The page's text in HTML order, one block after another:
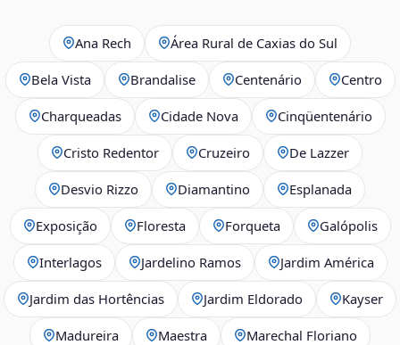
Ana Rech Área Rural de Caxias do Sul
Bela Vista Brandalise Centenário Centro
Charqueadas Cidade Nova Cinqüentenário
Cristo Redentor Cruzeiro De Lazzer
Desvio Rizzo Diamantino Esplanada
Exposição Floresta Forqueta Galópolis
Interlagos Jardelino Ramos Jardim América
Jardim das Hortências Jardim Eldorado Kayser
Madureira Maestra Marechal Floriano